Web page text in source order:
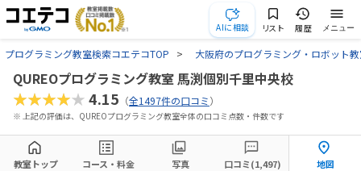
AIに相談 リスト 履歴 メニュー
プログラミング教室検索コエテコTOP 大阪府のプログラミング・ロボット
QUREOプログラミング教室 馬渕個別千里中央校
★★★★★4.15 （全1497件の口コミ）
※ 上記の評価は、QUREOプログラミング教室全体の口コミ点数・件数です
教室トップ コース・料金 写真 口コミ(1,497) 地図